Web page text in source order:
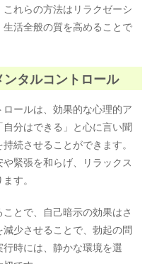
れらの方法はリラクゼーシ
活全般の質を高めることで
タルコントロール
ールは、効果的な心理的ア
分はできる」と心に言い聞
続させることができます。
緊張を和らげ、リラックス
す。
とで、自己暗示の効果はさ
少させることで、勃起の問
時には、静かな環境を選